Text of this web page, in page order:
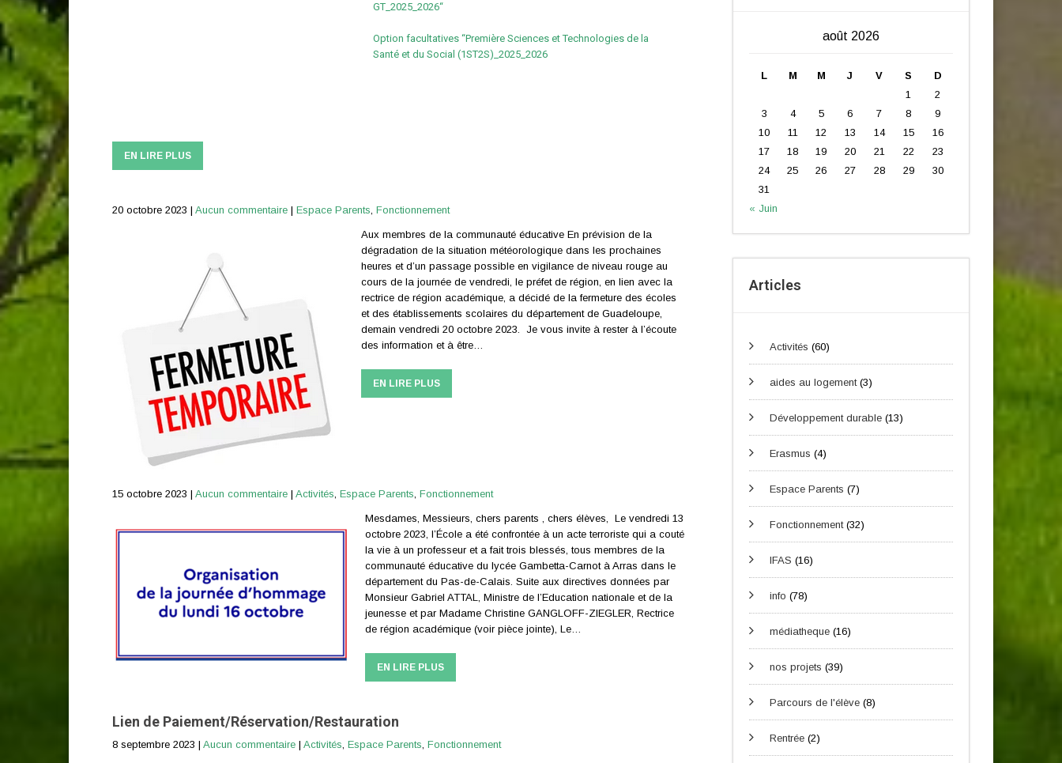
GT_2025_2026“
Option facultatives “Première Sciences et Technologies de la
Santé et du Social (1ST2S)_2025_2026
EN LIRE PLUS
20 octobre 2023 | Aucun commentaire | Espace Parents, Fonctionnement
Aux membres de la communauté éducative En prévision de la
dégradation de la situation météorologique dans les prochaines
heures et d’un passage possible en vigilance de niveau rouge au
cours de la journée de vendredi, le préfet de région, en lien avec la
rectrice de région académique, a décidé de la fermeture des écoles
et des établissements scolaires du département de Guadeloupe,
demain vendredi 20 octobre 2023. Je vous invite à rester à l’écoute
des information et à être…
EN LIRE PLUS
15 octobre 2023 | Aucun commentaire | Activités, Espace Parents, Fonctionnement
Mesdames, Messieurs, chers parents , chers élèves, ​ Le vendredi 13
octobre 2023, l’École a été confrontée à un acte terroriste qui a couté
la vie à un professeur et a fait trois blessés, tous membres de la
communauté éducative du lycée Gambetta-Carnot à Arras dans le
département du Pas-de-Calais. Suite aux directives données par
Monsieur Gabriel ATTAL, Ministre de l’Education nationale et de la
jeunesse et par Madame Christine GANGLOFF-ZIEGLER, Rectrice
de région académique (voir pièce jointe), Le…
EN LIRE PLUS
Lien de Paiement/Réservation/Restauration
8 septembre 2023 | Aucun commentaire | Activités, Espace Parents, Fonctionnement
août 2026
L M M J V S
D
1
2
3
4 5 6 7 8
9
10
11 12 13 14 15
16
17
18 19 20 21 22
23
24
25 26 27 28 29
30
31
« Juin
Articles
Activités (60)
aides au logement(3)
Développement durable (13)
Erasmus (4)
Espace Parents (7)
Fonctionnement(32)
IFAS (16)
info (78)
médiatheque (16)
nos projets (39)
Parcours de l'élève (8)
Rentrée (2)